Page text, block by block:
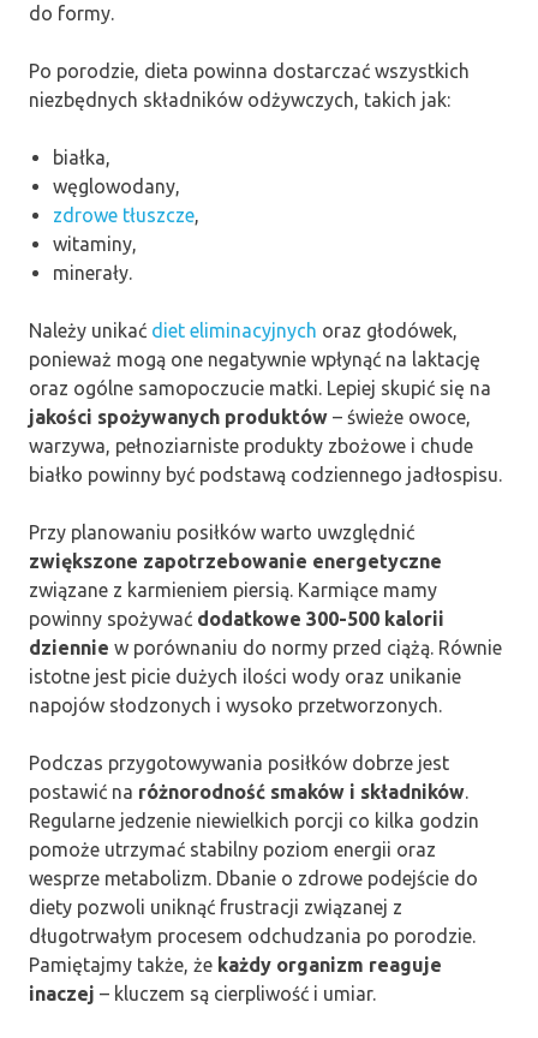
do formy.
Po porodzie, dieta powinna dostarczać wszystkich
niezbędnych składników odżywczych, takich jak:
białka,
węglowodany,
zdrowe tłuszcze,
witaminy,
minerały.
Należy unikać diet eliminacyjnych oraz głodówek,
ponieważ mogą one negatywnie wpłynąć na laktację
oraz ogólne samopoczucie matki. Lepiej skupić się na
jakości spożywanych produktów – świeże owoce,
warzywa, pełnoziarniste produkty zbożowe i chude
białko powinny być podstawą codziennego jadłospisu.
Przy planowaniu posiłków warto uwzględnić
zwiększone zapotrzebowanie energetyczne
związane z karmieniem piersią. Karmiące mamy
powinny spożywać dodatkowe 300-500 kalorii
dziennie w porównaniu do normy przed ciążą. Równie
istotne jest picie dużych ilości wody oraz unikanie
napojów słodzonych i wysoko przetworzonych.
Podczas przygotowywania posiłków dobrze jest
postawić na różnorodność smaków i składników.
Regularne jedzenie niewielkich porcji co kilka godzin
pomoże utrzymać stabilny poziom energii oraz
wesprze metabolizm. Dbanie o zdrowe podejście do
diety pozwoli uniknąć frustracji związanej z
długotrwałym procesem odchudzania po porodzie.
Pamiętajmy także, że każdy organizm reaguje
inaczej – kluczem są cierpliwość i umiar.